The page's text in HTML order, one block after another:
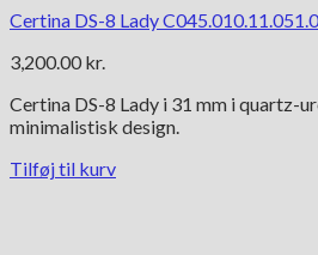
Certina DS-8 Lady
3,200.00 kr.
Certina DS-8 Lady i 31 mm i quartz-
minimalistisk design.
Tilføj til kurv